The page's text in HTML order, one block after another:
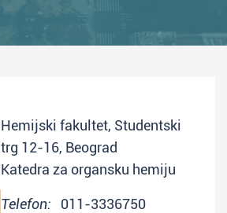
Hemijski fakultet, Studentski
trg 12-16, Beograd
Katedra za organsku hemiju
Telefon: 011-3336750